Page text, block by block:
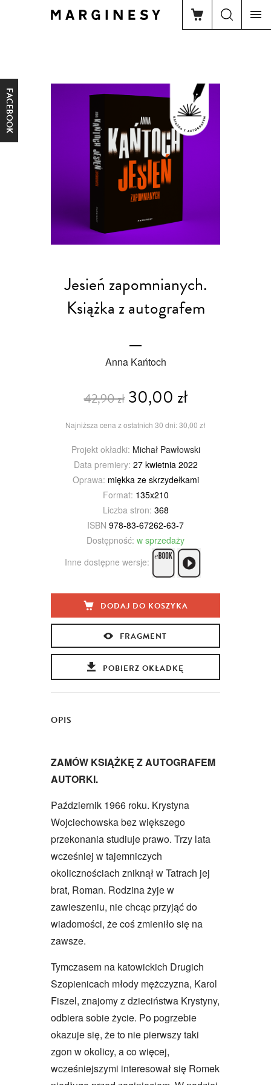
FACEBOOK
Jesień zapomnianych.
Książka z autografem
Anna Kańtoch
42,90 zł30,00 zł
Najniższa cena z ostatnich 30 dni: 30,00 zł
Projekt okładki: Michał Pawłowski
Data premiery: 27 kwietnia 2022
Oprawa: miękka ze skrzydełkami
Format: 135x210
Liczba stron: 368
ISBN 978-83-67262-63-7
Dostępność: w sprzedaży
Inne dostępne wersje:
DODAJ DO KOSZYKA
FRAGMENT
POBIERZ OKŁADKĘ
OPIS
ZAMÓW KSIĄŻKĘ Z AUTOGRAFEM
AUTORKI.
Październik 1966 roku. Krystyna
Wojciechowska bez większego
przekonania studiuje prawo. Trzy lata
wcześniej w tajemniczych
okolicznościach zniknął w Tatrach jej
brat, Roman. Rodzina żyje w
zawieszeniu, nie chcąc przyjąć do
wiadomości, że coś zmieniło się na
zawsze.
Tymczasem na katowickich Drugich
Szopienicach młody mężczyzna, Karol
Fiszel, znajomy z dzieciństwa Krystyny,
odbiera sobie życie. Po pogrzebie
okazuje się, że to nie pierwszy taki
zgon w okolicy, a co więcej,
wcześniejszymi interesował się Romek